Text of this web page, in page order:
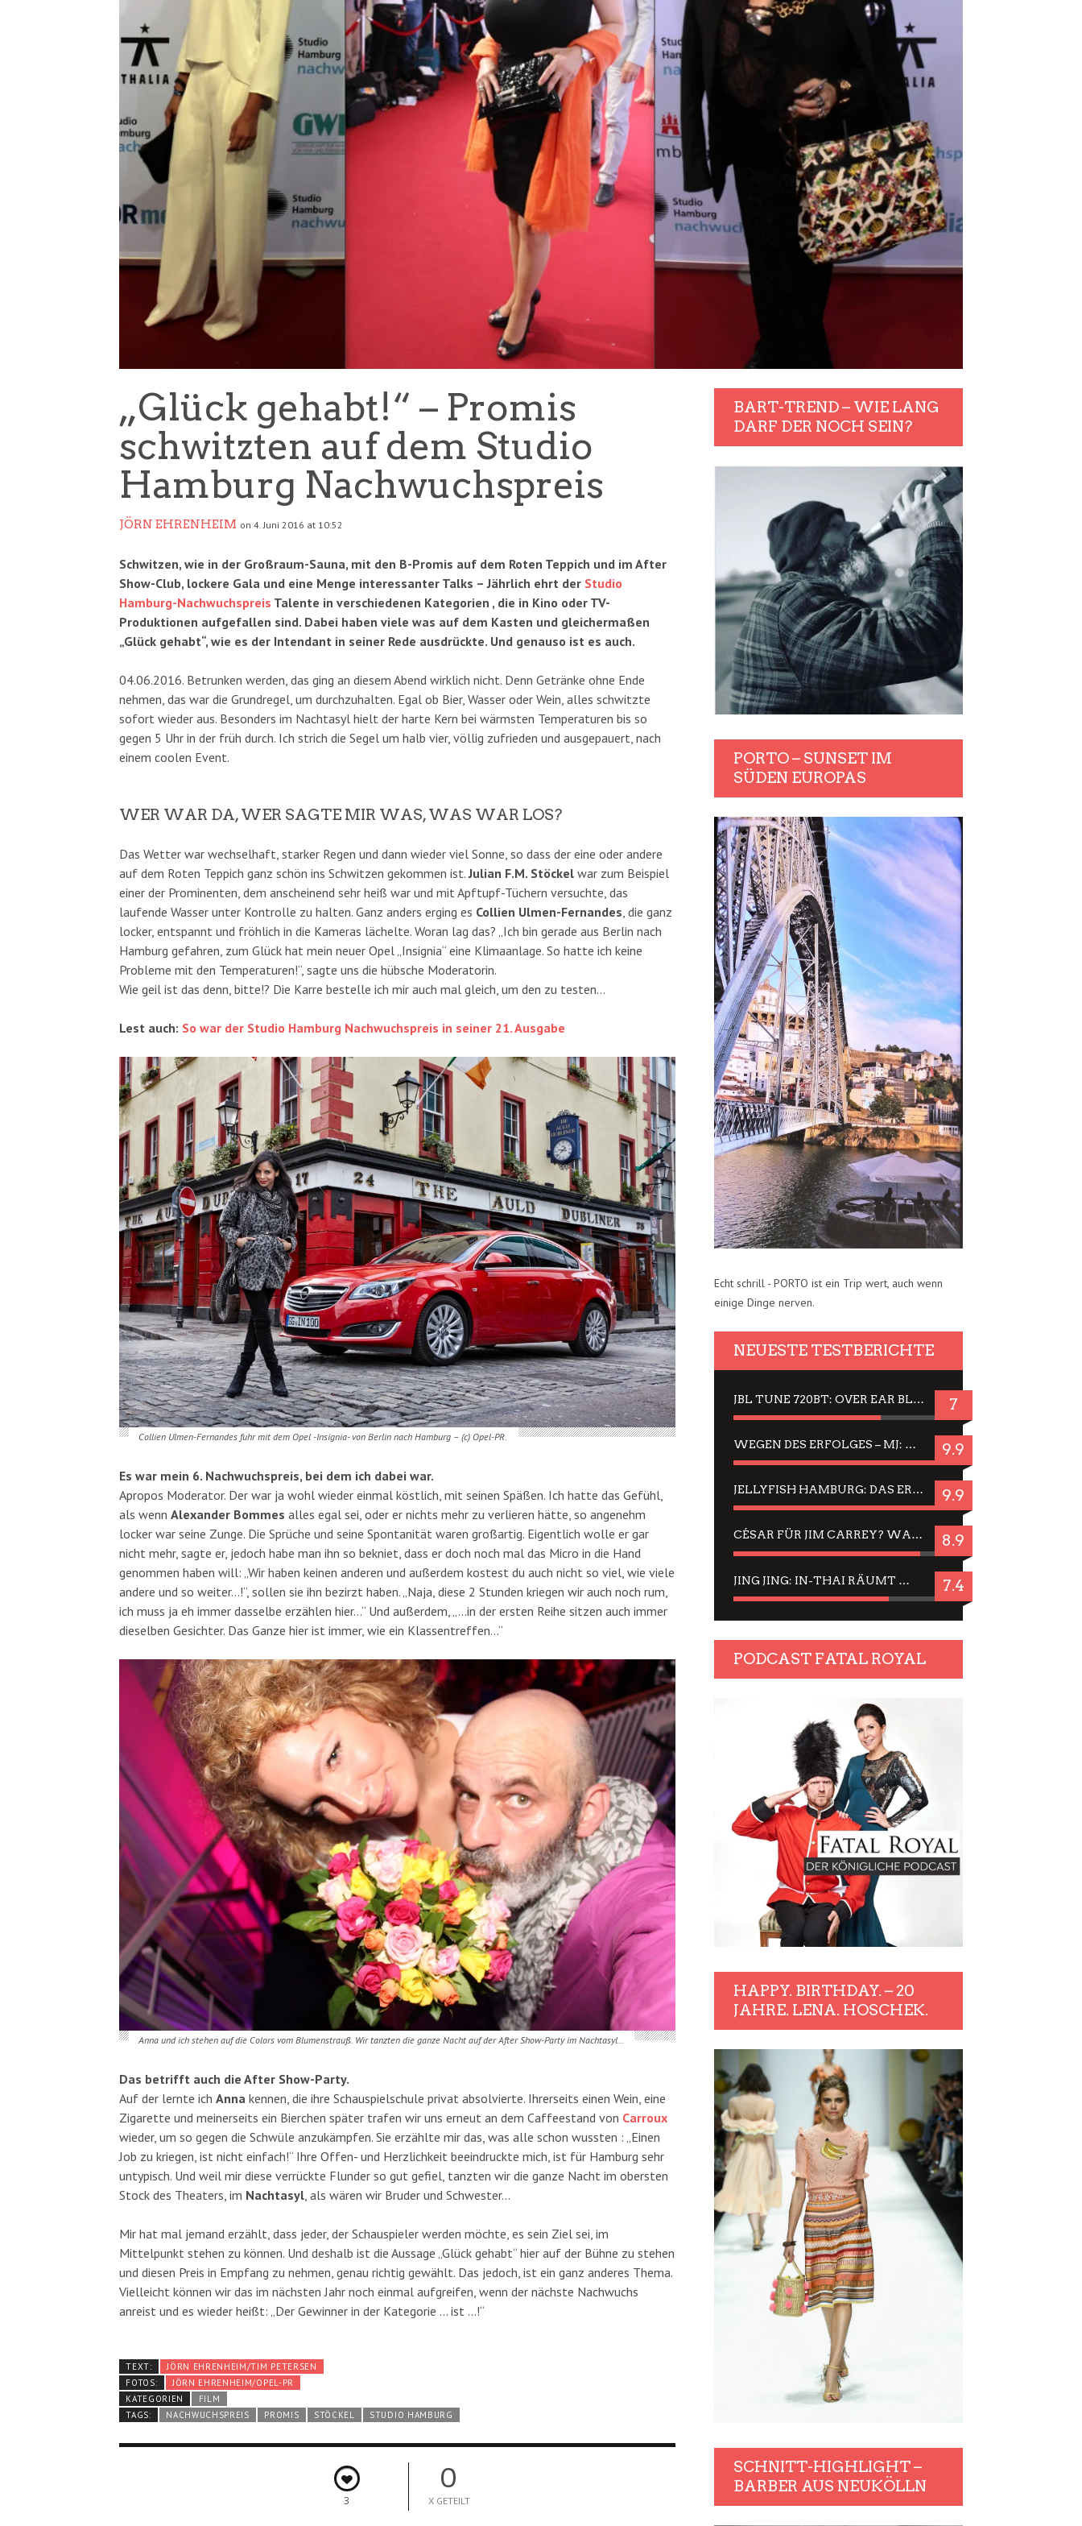
„Glück gehabt!“ – Promis
schwitzten auf dem Studio
Hamburg Nachwuchspreis
JÖRN EHRENHEIM on 4. Juni 2016 at 10:52
Schwitzen, wie in der Großraum-Sauna, mit den B-Promis auf dem Roten Teppich und im After
Show-Club, lockere Gala und eine Menge interessanter Talks – Jährlich ehrt der Studio
Hamburg-Nachwuchspreis Talente in verschiedenen Kategorien , die in Kino oder TV-
Produktionen aufgefallen sind. Dabei haben viele was auf dem Kasten und gleichermaßen
„Glück gehabt“, wie es der Intendant in seiner Rede ausdrückte. Und genauso ist es auch.
04.06.2016. Betrunken werden, das ging an diesem Abend wirklich nicht. Denn Getränke ohne Ende
nehmen, das war die Grundregel, um durchzuhalten. Egal ob Bier, Wasser oder Wein, alles schwitzte
sofort wieder aus. Besonders im Nachtasyl hielt der harte Kern bei wärmsten Temperaturen bis so
gegen 5 Uhr in der früh durch. Ich strich die Segel um halb vier, völlig zufrieden und ausgepauert, nach
einem coolen Event.
WER WAR DA, WER SAGTE MIR WAS, WAS WAR LOS?
Das Wetter war wechselhaft, starker Regen und dann wieder viel Sonne, so dass der eine oder andere
auf dem Roten Teppich ganz schön ins Schwitzen gekommen ist.Julian F.M. Stöckel war zum Beispiel
einer der Prominenten, dem anscheinend sehr heiß war und mit Apftupf-Tüchern versuchte, das
laufende Wasser unter Kontrolle zu halten. Ganz anders erging es Collien Ulmen-Fernandes , die ganz
locker, entspannt und fröhlich in die Kameras lächelte. Woran lag das? „Ich bin gerade aus Berlin nach
Hamburg gefahren, zum Glück hat mein neuer Opel „Insignia“ eine Klimaanlage. So hatte ich keine
Probleme mit den Temperaturen!“, sagte uns die hübsche Moderatorin.
Wie geil ist das denn, bitte!? Die Karre bestelle ich mir auch mal gleich, um den zu testen…
Lest auch: So war der Studio Hamburg Nachwuchspreis in seiner 21. Ausgabe
Collien Ulmen-Fernandes fuhr mit dem Opel -Insignia- von Berlin nach Hamburg – (c) Opel-PR.
Es war mein 6. Nachwuchspreis, bei dem ich dabei war.
Apropos Moderator. Der war ja wohl wieder einmal köstlich, mit seinen Späßen. Ich hatte das Gefühl,
als wenn Alexander Bommes alles egal sei, oder er nichts mehr zu verlieren hätte, so angenehm
locker war seine Zunge. Die Sprüche und seine Spontanität waren großartig. Eigentlich wolle er gar
nicht mehr, sagte er, jedoch habe man ihn so bekniet, dass er doch noch mal das Micro in die Hand
genommen haben will: „Wir haben keinen anderen und außerdem kostest du auch nicht so viel, wie viele
andere und so weiter…!“, sollen sie ihn bezirzt haben. „Naja, diese 2 Stunden kriegen wir auch noch rum,
ich muss ja eh immer dasselbe erzählen hier…“ Und außerdem, „…in der ersten Reihe sitzen auch immer
dieselben Gesichter. Das Ganze hier ist immer, wie ein Klassentreffen…“
Anna und ich stehen auf die Colors vom Blumenstrauß. Wir tanzten die ganze Nacht auf der After Show-Party im Nachtasyl…
Das betrifft auch die After Show-Party.
Auf der lernte ich Anna kennen, die ihre Schauspielschule privat absolvierte. Ihrerseits einen Wein, eine
Zigarette und meinerseits ein Bierchen später trafen wir uns erneut an dem Caffeestand von Carroux
wieder, um so gegen die Schwüle anzukämpfen. Sie erzählte mir das, was alle schon wussten : „Einen
Job zu kriegen, ist nicht einfach!“ Ihre Offen- und Herzlichkeit beeindruckte mich, ist für Hamburg sehr
untypisch. Und weil mir diese verrückte Flunder so gut gefiel, tanzten wir die ganze Nacht im obersten
Stock des Theaters, im Nachtasyl , als wären wir Bruder und Schwester…
Mir hat mal jemand erzählt, dass jeder, der Schauspieler werden möchte, es sein Ziel sei, im
Mittelpunkt stehen zu können. Und deshalb ist die Aussage „Glück gehabt“ hier auf der Bühne zu stehen
und diesen Preis in Empfang zu nehmen, genau richtig gewählt. Das jedoch, ist ein ganz anderes Thema.
Vielleicht können wir das im nächsten Jahr noch einmal aufgreifen, wenn der nächste Nachwuchs
anreist und es wieder heißt: „Der Gewinner in der Kategorie … ist …!“
TEXT:
JÖRN EHRENHEIM/TIM PETERSEN
FOTOS:
JÖRN EHRENHEIM/OPEL-PR
KATEGORIEN
FILM
TAGS:
NACHWUCHSPREIS PROMIS STÖCKEL STUDIO HAMBURG
3
0
X GETEILT
BART-TREND – WIE LANG
DARF DER NOCH SEIN?
PORTO – SUNSET IM
SÜDEN EUROPAS
Echt schrill - PORTO ist ein Trip wert, auch wenn
einige Dinge nerven.
NEUESTE TESTBERICHTE
JBL TUNE 720BT: OVER EAR BLUETOOTH KOPFHÖRER UM DIE 50,-€ IM DAUER-TEST 7
WEGEN DES ERFOLGES – MJ: MICHAEL JACKSON MUSICAL IN EINER MATINEE SEHEN 9.9
JELLYFISH HAMBURG: DAS ERFOLGREICHE SOMMER-MENÜ 2025 IN GEFÜHLEN UND BILDERN 9.9
CÉSAR FÜR JIM CARREY? WARUM DAS EINER DER NERVIGSTEN ACTORS IST UND BLEIBT 8.9
JING JING: IN-THAI RÄUMT WIEDER TITEL AB – EIN ZWEI-STUNDEN-ERLEBNISBERICHT 7.4
PODCAST FATAL ROYAL
HAPPY. BIRTHDAY. – 20
JAHRE. LENA. HOSCHEK.
SCHNITT-HIGHLIGHT –
BARBER AUS NEUKÖLLN